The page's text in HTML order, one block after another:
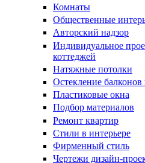
Комнаты
Общественные
Авторский надзор
Индивидуальное
коттеджей
Натяжные потолки
Остекление
Пластиковые окна
Подбор материалов
Ремонт квартир
Стили в интерьере
Фирменный стиль
Чертежи дизайн-